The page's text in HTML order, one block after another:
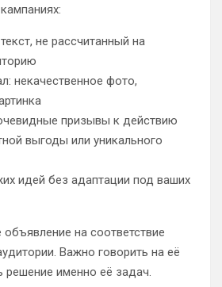
не рассчитанный на
некачественное фото,
призывы к действию
выгоды или уникального
идей без адаптации под ваших
на соответствие
Важно говорить на её
именно её задач.